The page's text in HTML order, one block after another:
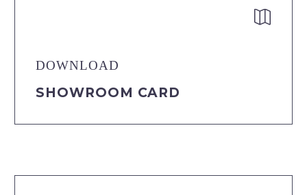


DOWNLOAD
SHOWROOM CARD